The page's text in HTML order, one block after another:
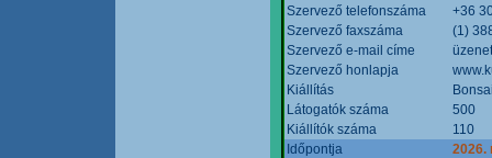
Szervező telefonszáma
+36
Szervező faxszáma
(1)
Szervező e-mail címe
Szervező honlapja
Kiállítás
Látogatók száma
500
Kiállítók száma
110
Időpontja
2026.